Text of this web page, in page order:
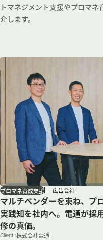
トマネジメント支援やプロマ
介します。
マルチベンダーを束ね、プ
実践知を社内へ。電通が採
修の真価。
Client :株式会社電通
プロマネ育成支援 広告会社